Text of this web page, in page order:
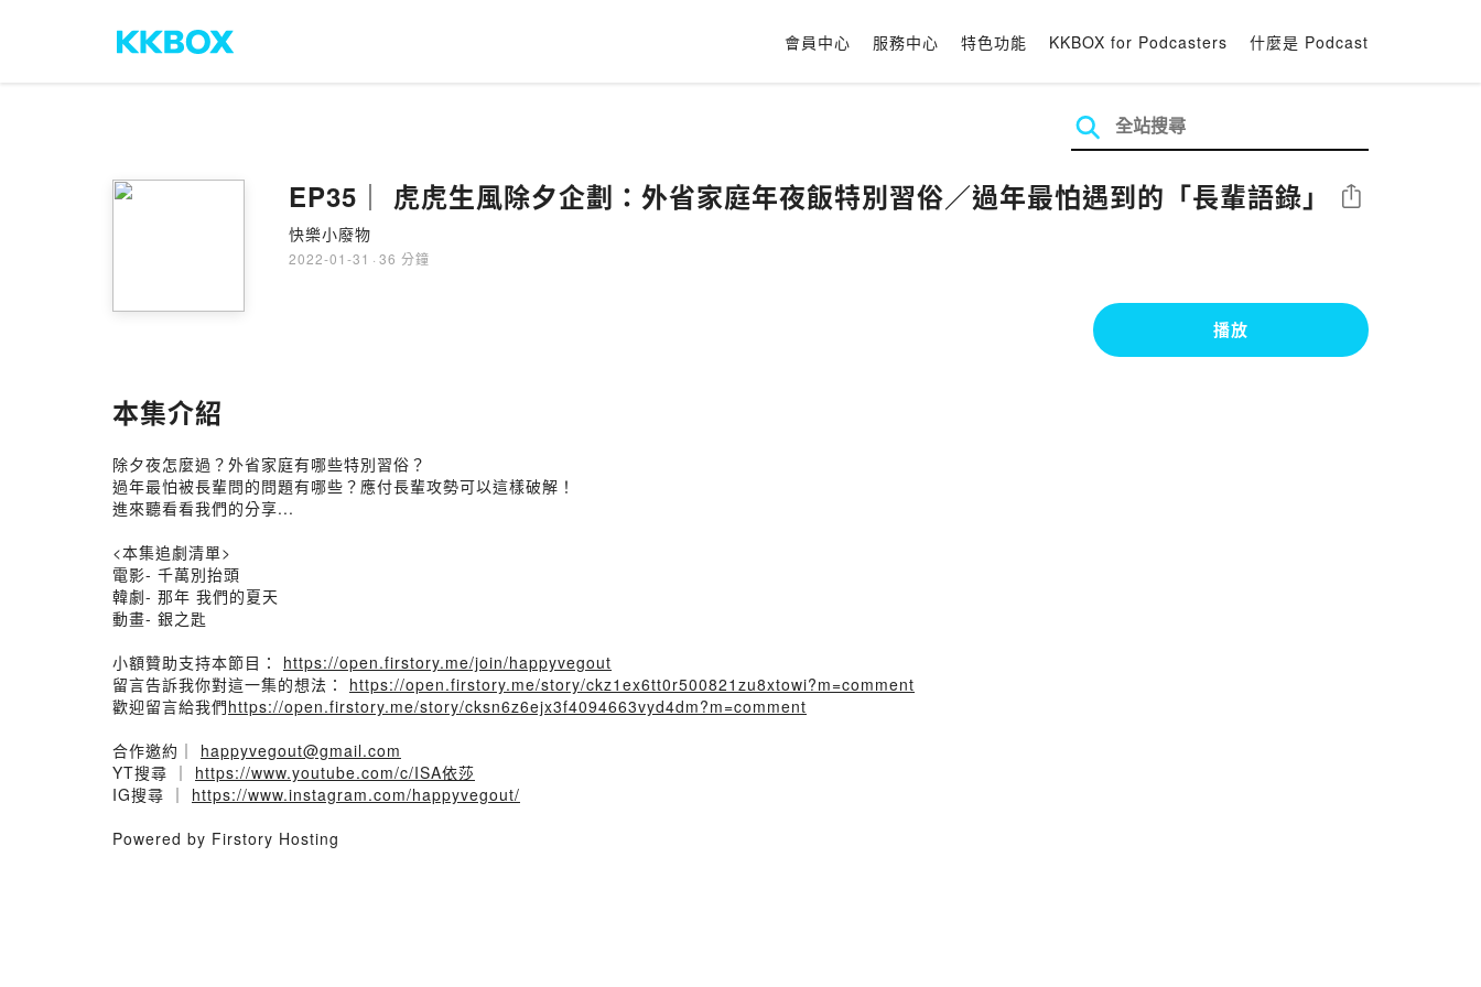
會員中心 服務中心 特色功能 KKBOX for Podcasters 什麼是 Podcast
EP35｜ 虎虎生風除夕企劃：外省家庭年夜飯特別習俗／過年最怕遇到的「長輩語錄」
快樂小廢物
2022-01-31 · 36 分鐘
分享
播放
本集介紹
除夕夜怎麼過？外省家庭有哪些特別習俗？
過年最怕被長輩問的問題有哪些？應付長輩攻勢可以這樣破解！
進來聽看看我們的分享...
<本集追劇清單>
電影- 千萬別抬頭
韓劇- 那年 我們的夏天
動畫- 銀之匙
小額贊助支持本節目： https://open.firstory.me/join/happyvegout
留言告訴我你對這一集的想法： https://open.firstory.me/story/ckz1ex6tt0r500821zu8xtowi?m=comment
歡迎留言給我們https://open.firstory.me/story/cksn6z6ejx3f4094663vyd4dm?m=comment
合作邀約｜ happyvegout@gmail.com
YT搜尋 ｜ https://www.youtube.com/c/ISA依莎
IG搜尋 ｜ https://www.instagram.com/happyvegout/
Powered by Firstory Hosting